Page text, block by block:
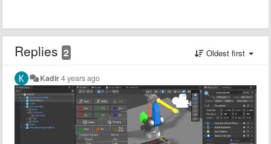
Replies 2 Oldest first
Kadir4 years ago